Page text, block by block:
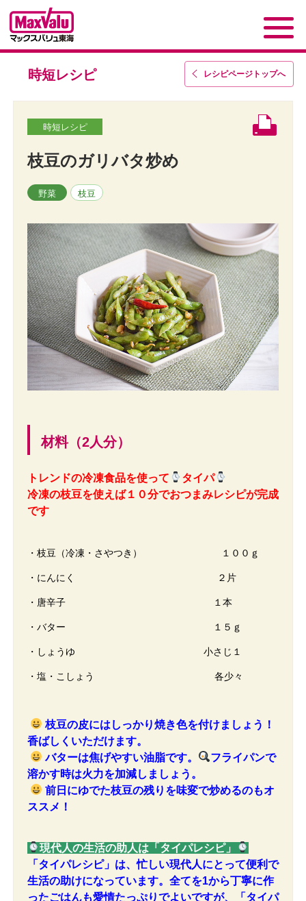
レシピページトップへ
時短レシピ
時短レシピ
枝豆のガリバタ炒め
野菜 枝豆
材料（2人分）
トレンドの冷凍食品を使って
タイパ
冷凍の枝豆を使えば１０分でおつまみレシピが完成
です
・枝豆（冷凍・さやつき） １００ｇ
・にんにく ２片
・唐辛子 １本
・バター １５ｇ
・しょうゆ 小さじ１
・塩・こしょう 各少々
枝豆の皮にはしっかり焼き色を付けましょう！
香ばしくいただけます。
バターは焦げやすい油脂です。
フライパンで
溶かす時は火力を加減しましょう。
前日にゆでた枝豆の残りを味変で炒めるのもオ
ススメ！
現代人の生活の助人は「タイパレシピ」
「タイパレシピ」は、忙しい現代人にとって便利で
生活の助けになっています。全てを1から丁寧に作
ったごはんも愛情たっぷりでよいですが、「タイパ